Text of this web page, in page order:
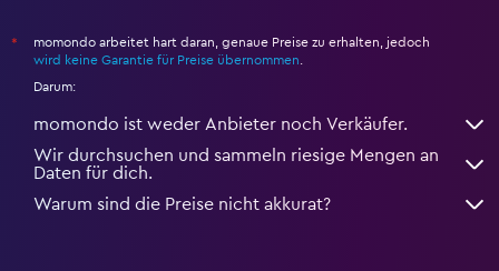
*
momondo arbeitet hart daran, genaue Preise zu erhalten, jedoch
wird keine Garantie für Preise übernommen.
Darum:
momondo ist weder Anbieter noch Verkäufer.
Wir durchsuchen und sammeln riesige Mengen an
Daten für dich.
Warum sind die Preise nicht akkurat?